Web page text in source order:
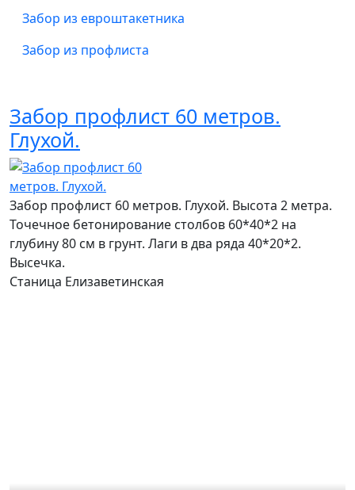
Забор из евроштакетника
Забор из профлиста
Забор профлист 60 метров.
Глухой.
Забор профлист 60 метров. Глухой. Высота 2 метра.
Точечное бетонирование столбов 60*40*2 на
глубину 80 см в грунт. Лаги в два ряда 40*20*2.
Высечка.
Станица Елизаветинская